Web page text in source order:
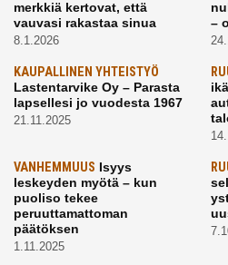
merkkiä kertovat, että
vauvasi rakastaa sinua
8.1.2026
–
KAUPALLINEN YHTEISTYÖ
Lastentarvike Oy – Parasta
lapsellesi jo vuodesta 1967
21.11.2025
VANHEMMUUS Isyys
leskeyden myötä – kun
puoliso tekee
peruuttamattoman
päätöksen
1.11.2025